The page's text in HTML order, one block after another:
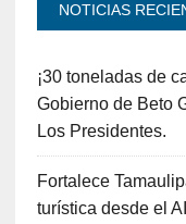
NOTICIAS
¡30 toneladas de
Gobierno de Beto
Los Presidentes.
Fortalece
turística desde el